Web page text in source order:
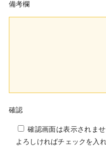
備考欄
確認
確認画面は表示されま
よろしければチェックを入